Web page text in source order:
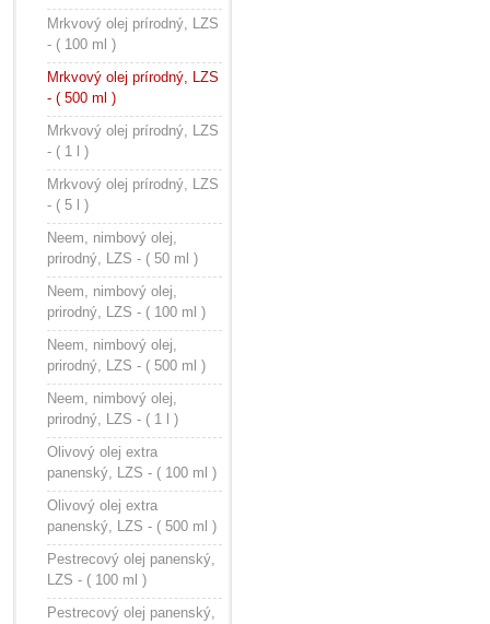
Mrkvový olej prírodný, LZS
- ( 100 ml )
Mrkvový olej prírodný, LZS
- ( 500 ml )
Mrkvový olej prírodný, LZS
- ( 1 l )
Mrkvový olej prírodný, LZS
- ( 5 l )
Neem, nimbový olej,
prirodný, LZS - ( 50 ml )
Neem, nimbový olej,
prirodný, LZS - ( 100 ml )
Neem, nimbový olej,
prirodný, LZS - ( 500 ml )
Neem, nimbový olej,
prirodný, LZS - ( 1 l )
Olivový olej extra
panenský, LZS - ( 100 ml )
Olivový olej extra
panenský, LZS - ( 500 ml )
Pestrecový olej panenský,
LZS - ( 100 ml )
Pestrecový olej panenský,